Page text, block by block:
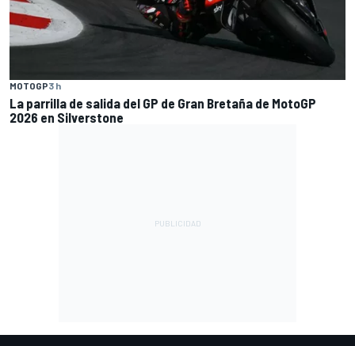
MOTOGP3 h
La parrilla de salida del GP de Gran Bretaña de MotoGP
2026 en Silverstone